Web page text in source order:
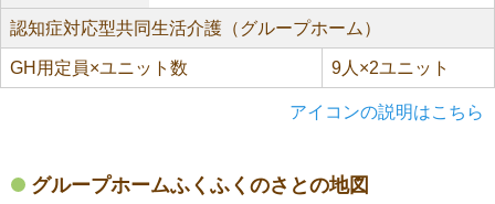
認知症対応型共同生活介護（グループホーム）
GH用定員×ユニット数 9人×2ユニット
アイコンの説明はこちら
グループホームふくふくのさとの地図